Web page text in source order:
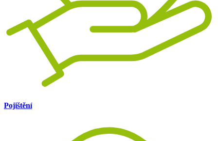
Pojištění